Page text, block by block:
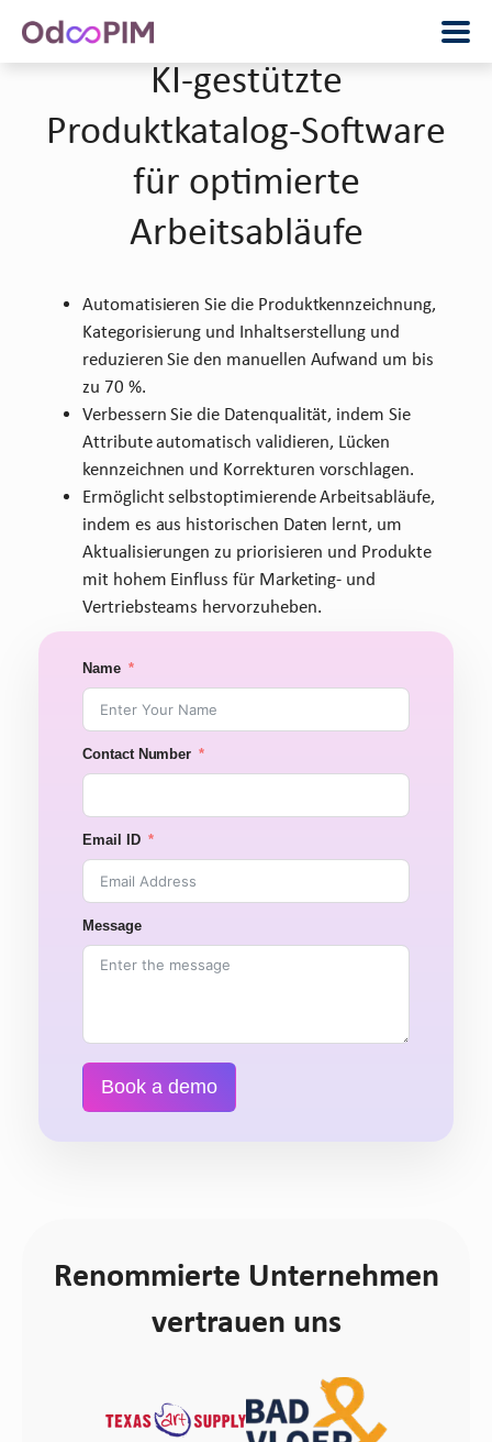
KI-gestützte
Produktkatalog-Software
für optimierte
Arbeitsabläufe
Automatisieren Sie die Produktkennzeichnung,
Kategorisierung und Inhaltserstellung und
reduzieren Sie den manuellen Aufwand um bis
zu 70 %.
Verbessern Sie die Datenqualität, indem Sie
Attribute automatisch validieren, Lücken
kennzeichnen und Korrekturen vorschlagen.
Ermöglicht selbstoptimierende Arbeitsabläufe,
indem es aus historischen Daten lernt, um
Aktualisierungen zu priorisieren und Produkte
mit hohem Einfluss für Marketing- und
Vertriebsteams hervorzuheben.
Name
Contact Number
Email ID
Message
Book a demo
Renommierte Unternehmen
vertrauen uns